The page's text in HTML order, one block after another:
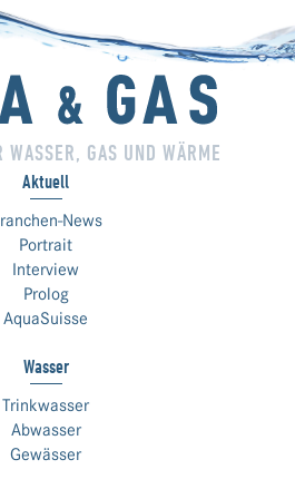
WASSER, GAS UND WÄRME
Aktuell
News
Portrait
Interview
Prolog
AquaSuisse
Wasser
Trinkwasser
Abwasser
Gewässer